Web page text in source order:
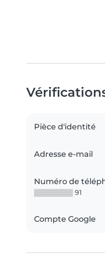
Pièce d'identité
Adresse e-mail
Numéro de
▒▒▒▒▒▒▒▒ 91
Compte Google